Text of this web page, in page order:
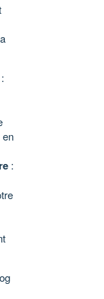
:
en
: